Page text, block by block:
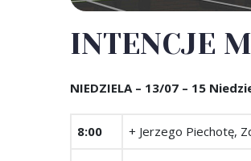
INTENCJE
NIEDZIELA – 13/07 – 15
8:00 + Jerzego Piechotę,